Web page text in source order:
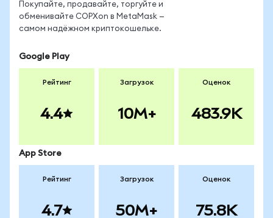
Покупайте, продавайте, торгуйте и
обменивайте COPXon в MetaMask —
самом надёжном криптокошельке.
Google Play
Рейтинг
4.4
Загрузок
10M+
Оценок
483.9K
App Store
Рейтинг
4.7
Загрузок
50M+
Оценок
75.8K